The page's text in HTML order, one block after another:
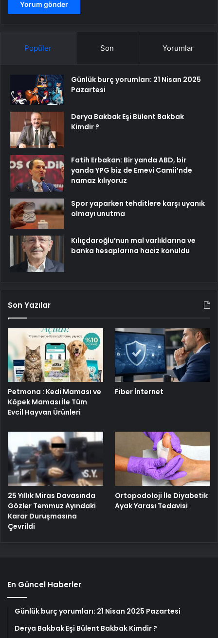
Popüler Son Yorumlar
Günlük burç yorumları: 21 Nisan 2025
Pazartesi
Derya Bakbak Eşi Bülent Bakbak
Kimdir ?
Fatih Erbakan: Bir yanda ABD, bir
yanda YPG biz de Emevi Camii’nde
namaz kılıyoruz
Spor yaparken tehditlere karşı uyanık
olmayı unutma
Kılıçdaroğlu’nun mal varlıklarına ve
banka hesaplarına haciz konuldu
Son Yazılar
Petmona : Kedi Maması ve
Köpek Maması İle Tüm
Evcil Hayvan Ürünleri
Fiber İnternet
25 Yıllık Miras Davasında
Gözler Temmuz Ayındaki
Karar Duruşmasına
Çevrildi
Ortopodoloji İle Diyabetik
Ayak Yarası Tedavisi
En Güncel Haberler
Günlük burç yorumları: 21 Nisan 2025 Pazartesi
Derya Bakbak Eşi Bülent Bakbak Kimdir ?